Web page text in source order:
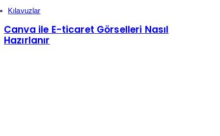
Kılavuzlar
Canva ile E-ticaret Görselleri Nasıl
Hazırlanır